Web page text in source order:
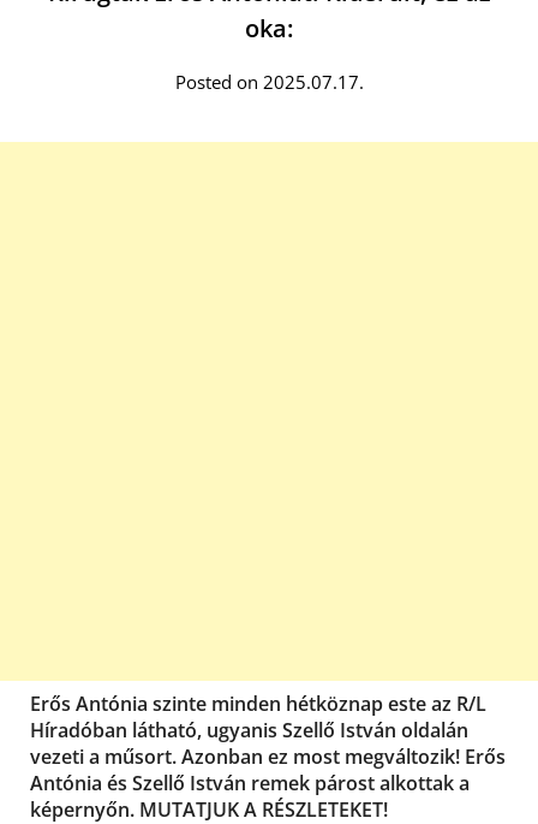
oka:
Posted on 2025.07.17.
Erős Antónia szinte minden hétköznap este az R/L
Híradóban látható, ugyanis Szellő István oldalán
vezeti a műsort. Azonban ez most megváltozik! Erős
Antónia és Szellő István remek párost alkottak a
képernyőn. MUTATJUK A RÉSZLETEKET!